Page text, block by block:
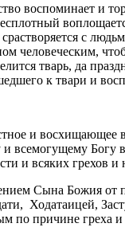
воспоминает и
с
человеческим,
тварь, да
к твари и
и
всемогущему Богу
и всяких
Сына Божия
Ходатаицей,
причине греха